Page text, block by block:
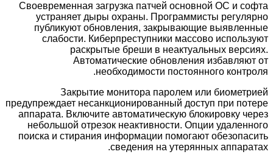
Своевременная загрузка патчей основной ОС и софта
устраняет дыры охраны. Программисты регулярно
публикуют обновления, закрывающие выявленные
слабости. Киберпреступники массово используют
раскрытые бреши в неактуальных версиях.
Автоматические обновления избавляют от
необходимости постоянного контроля.
Закрытие монитора паролем или биометрией
предупреждает несанкционированный доступ при потере
аппарата. Включите автоматическую блокировку через
небольшой отрезок неактивности. Опции удаленного
поиска и стирания информации помогают обезопасить
сведения на утерянных аппаратах.